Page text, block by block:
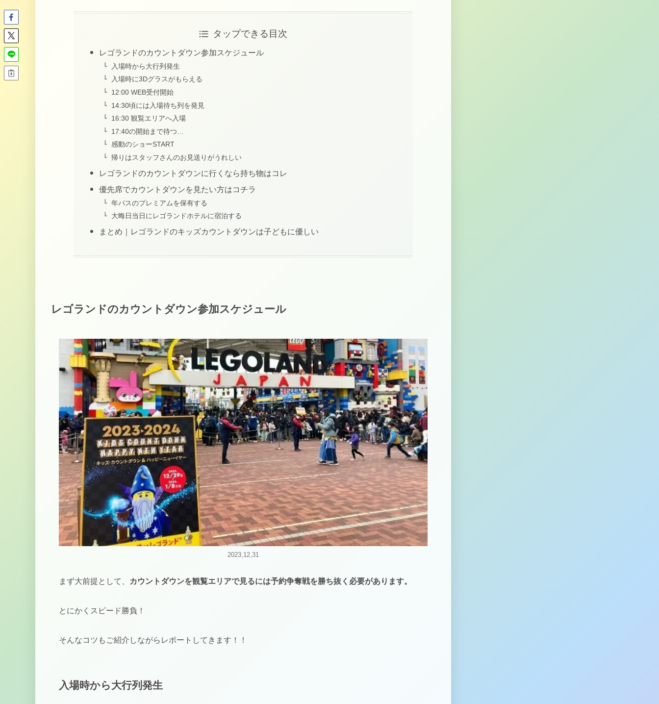
タップできる目次
レゴランドのカウントダウン参加スケジュール
入場時から大行列発生
入場時に3Dグラスがもらえる
12:00 WEB受付開始
14:30頃には入場待ち列を発見
16:30 観覧エリアへ入場
17:40の開始まで待つ…
感動のショーSTART
帰りはスタッフさんのお見送りがうれしい
レゴランドのカウントダウンに行くなら持ち物はコレ
優先席でカウントダウンを見たい方はコチラ
年パスのプレミアムを保有する
大晦日当日にレゴランドホテルに宿泊する
まとめ｜レゴランドのキッズカウントダウンは子どもに優しい
レゴランドのカウントダウン参加スケジュール
2023,12,31
まず大前提として、 カウントダウンを観覧エリアで見るには予約争奪戦を勝ち抜く必要があります。
とにかくスピード勝負！
そんなコツもご紹介しながらレポートしてきます！！
入場時から大行列発生